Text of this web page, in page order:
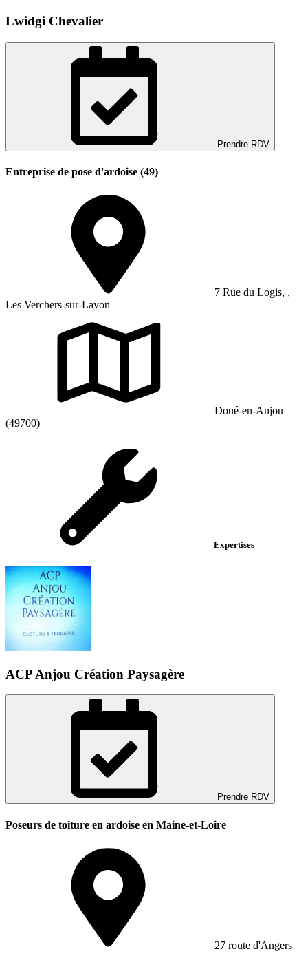
Lwidgi Chevalier
Prendre RDV
Entreprise de pose d'ardoise (49)
7 Rue du Logis, ,
Les Verchers-sur-Layon
Doué-en-Anjou
(49700)
Expertises
ACP Anjou Création Paysagère
Prendre RDV
Poseurs de toiture en ardoise en Maine-et-Loire
27 route d'Angers